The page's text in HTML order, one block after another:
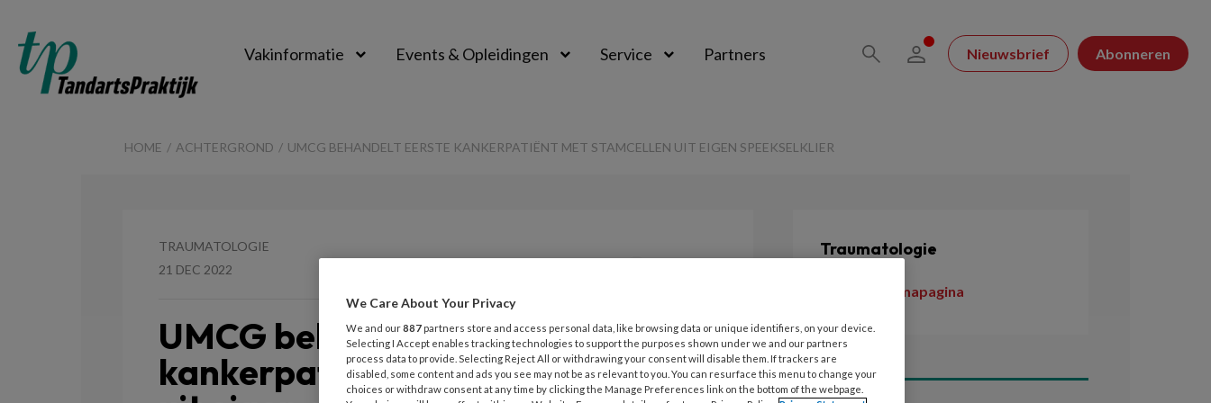
Vakinformatie Events & Opleidingen Service Partners Nieuwsbrief Abonneren
HOME ACHTERGROND UMCG BEHANDELT EERSTE KANKERPATIËNT MET STAMCELLEN UIT EIGEN SPEEKSELKLIER
TRAUMATOLOGIE
21 DEC 2022
UMCG behandelt eerste
kankerpatiënt met stamcellen
Traumatologie
Naar de themapagina
We Care About Your Privacy
We and our887 partners store and access personal data, like browsing data or unique identifiers, on your device.
Selecting I Accept enables tracking technologies to support the purposes shown under we and our partners
process data to provide. Selecting Reject All or withdrawing your consent will disable them. If trackers are
disabled, some content and ads you see may not be as relevant to you. You can resurface this menu to change your
choices or withdraw consent at any time by clicking the Manage Preferences link on the bottom of the webpage.